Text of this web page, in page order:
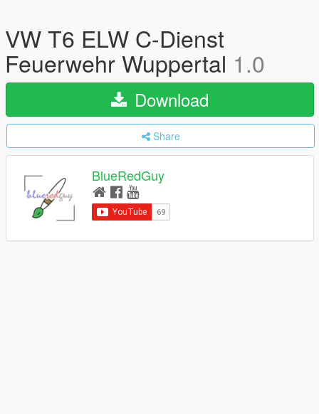
VW T6 ELW C-Dienst
Feuerwehr Wuppertal 1.0
Download
Share
BlueRedGuy